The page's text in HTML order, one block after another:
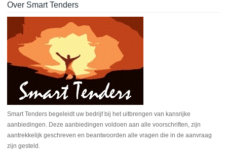
Over Smart Tenders
Smart Tenders begeleidt uw bedrijf bij het uitbrengen van kansrijke
aanbiedingen. Deze aanbiedingen voldoen aan alle voorschriften, zijn
aantrekkelijk geschreven en beantwoorden alle vragen die in de aanvraag
zijn gesteld.